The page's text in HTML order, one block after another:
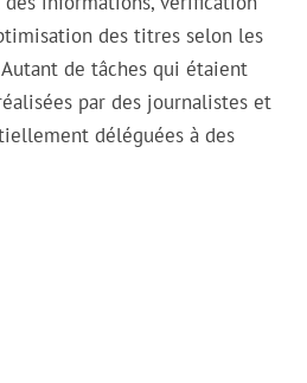
des titres selon les
de tâches qui étaient
par des journalistes et
déléguées à des